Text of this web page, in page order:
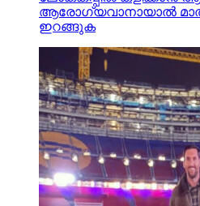
ആരോഗ്യവാനായാല്‍
ഇറങ്ങുക